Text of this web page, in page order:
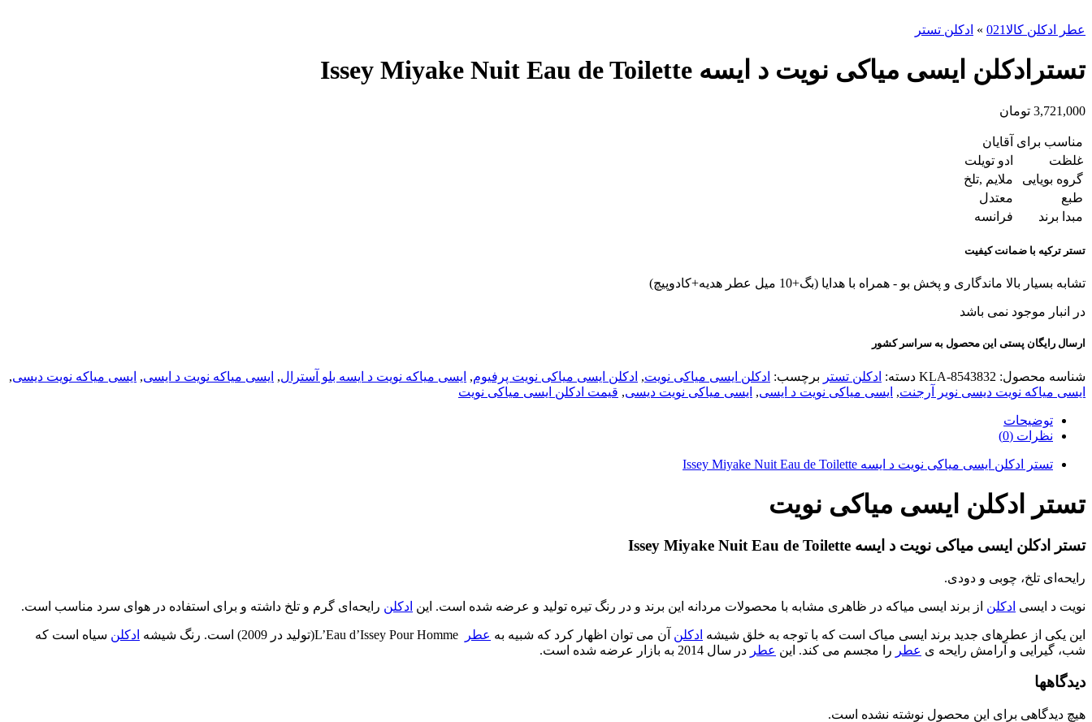
عطر ادکلن کالا021 » ادکلن تستر
تسترادکلن ایسی میاکی نویت د ایسه Issey Miyake Nuit Eau de Toilette
3,721,000 تومان
مناسب برای آقایان
غلظت
ادو تویلت
گروه بویایی
ملايم ,تلخ
طبع
معتدل
مبدا برند
فرانسه
تستر ترکیه با ضمانت کیفیت
تشابه بسیار بالا ماندگاری و پخش بو - همراه با هدایا (بگ+10 میل عطر هدیه+کادوپیچ)
در انبار موجود نمی باشد
ارسال رایگان پستی این محصول به سراسر کشور
شناسه محصول: KLA-8543832 دسته: ادکلن تستر برچسب: ادکلن ایسی میاکی نویت, ادکلن ایسی میاکی نویت پرفیوم, ایسی میاکه نویت د ایسه بلو آسترال, ایسی میاکه نویت د ایسی, ایسی میاکه نویت دیسی,
ایسی میاکه نویت دیسی نویر آرجنت, ایسی میاکی نویت د ایسی, ایسی میاکی نویت دیسی, قیمت ادکلن ایسی میاکی نویت
توضیحات
نظرات (0)
تستر ادکلن ایسی میاکی نویت د ایسه Issey Miyake Nuit Eau de Toilette
تستر ادکلن ایسی میاکی نویت
تستر ادکلن ایسی میاکی نویت د ایسه Issey Miyake Nuit Eau de Toilette
رایحه‌ای تلخ، چوبی و دودی.
نویت د ایسی ادکلن از برند ایسی میاکه در ظاهری مشابه با محصولات مردانه این برند و در رنگ تیره تولید و عرضه شده است. این ادکلن رایحه‌ای گرم و تلخ داشته و برای استفاده در هوای سرد مناسب است.
این یکی از عطرهای جدید برند ایسی میاک است که با توجه به خلق شیشه ادکلن آن می توان اظهار کرد که شبیه به عطر ادکلن سیاه است که
شب، گیرایی و آرامش رایحه ی عطر را مجسم می کند. این عطر در سال 2014 به بازار عرضه شده است.
دیدگاهها
هیچ دیدگاهی برای این محصول نوشته نشده است.